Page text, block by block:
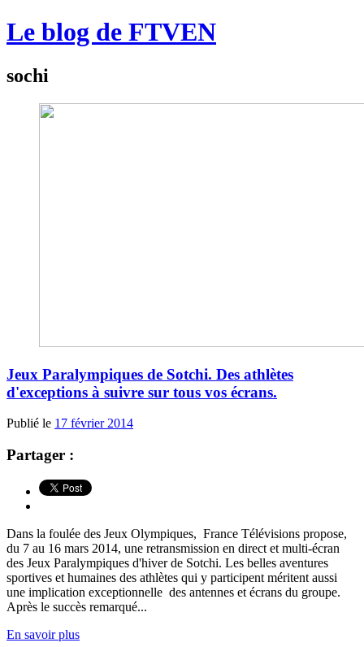
Le blog de FTVEN
sochi
Jeux Paralympiques de Sotchi. Des athlètes
d'exceptions à suivre sur tous vos écrans.
Publié le 17 février 2014
Partager :
Dans la foulée des Jeux Olympiques, France Télévisions propose,
du 7 au 16 mars 2014, une retransmission en direct et multi-écran
des Jeux Paralympiques d'hiver de Sotchi. Les belles aventures
sportives et humaines des athlètes qui y participent méritent aussi
une implication exceptionnelle des antennes et écrans du groupe.
Après le succès remarqué...
En savoir plus